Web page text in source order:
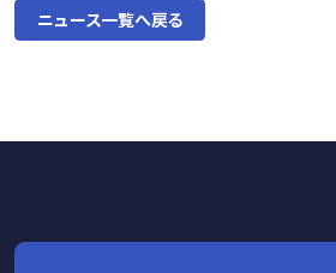
ニュース一覧へ戻る